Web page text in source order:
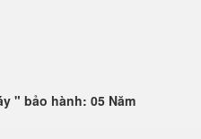
" bảo hành: 05 Năm